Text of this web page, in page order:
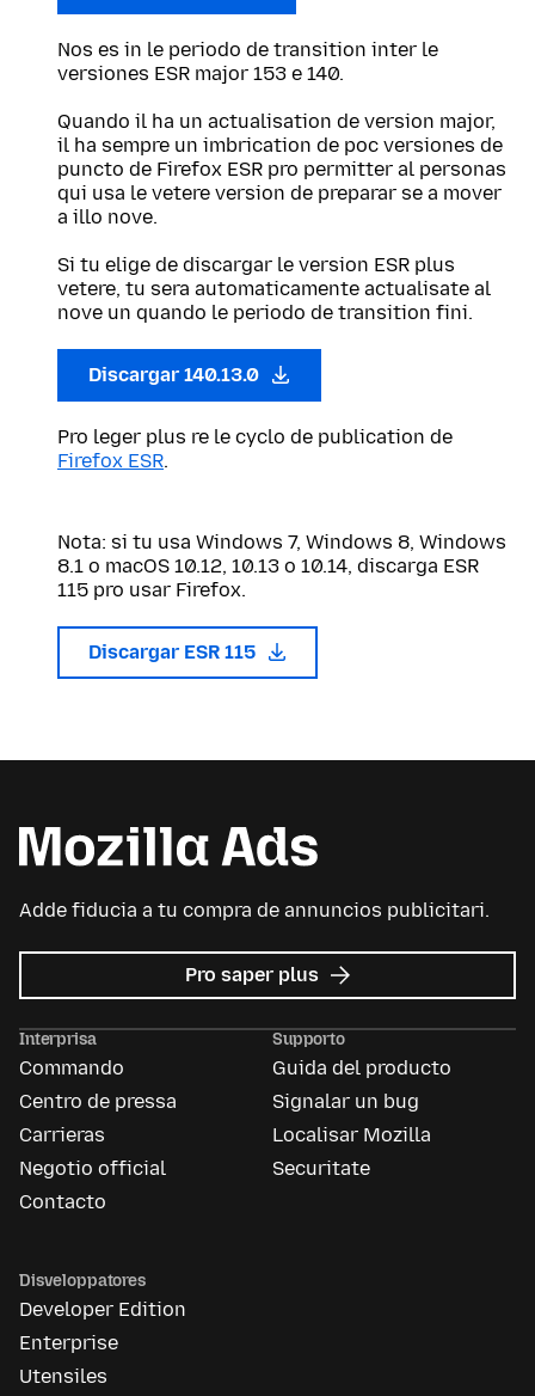
Nos es in le periodo de transition inter le
versiones ESR major 153 e 140.
Quando il ha un actualisation de version major,
il ha sempre un imbrication de poc versiones de
puncto de Firefox ESR pro permitter al personas
qui usa le vetere version de preparar se a mover
a illo nove.
Si tu elige de discargar le version ESR plus
vetere, tu sera automaticamente actualisate al
nove un quando le periodo de transition fini.
Discargar 140.13.0
Pro leger plus re le cyclo de publication de
Firefox ESR.
Nota: si tu usa Windows 7, Windows 8, Windows
8.1 o macOS 10.12, 10.13 o 10.14, discarga ESR
115 pro usar Firefox.
Discargar ESR 115
Adde fiducia a tu compra de annuncios publicitari.
Pro saper plus re
Avisos
de
Mozilla
Interprisa
Commando
Centro de pressa
Carrieras
Negotio official
Contacto
Supporto
Guida del producto
Signalar un bug
Localisar Mozilla
Securitate
Disveloppatores
Developer Edition
Enterprise
Utensiles